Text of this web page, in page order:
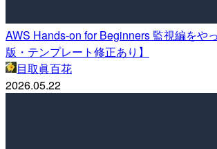
AWS Hands-on for Beginners 監視編をや
版・テンプレート修正あり】
目取眞百花
2026.05.22